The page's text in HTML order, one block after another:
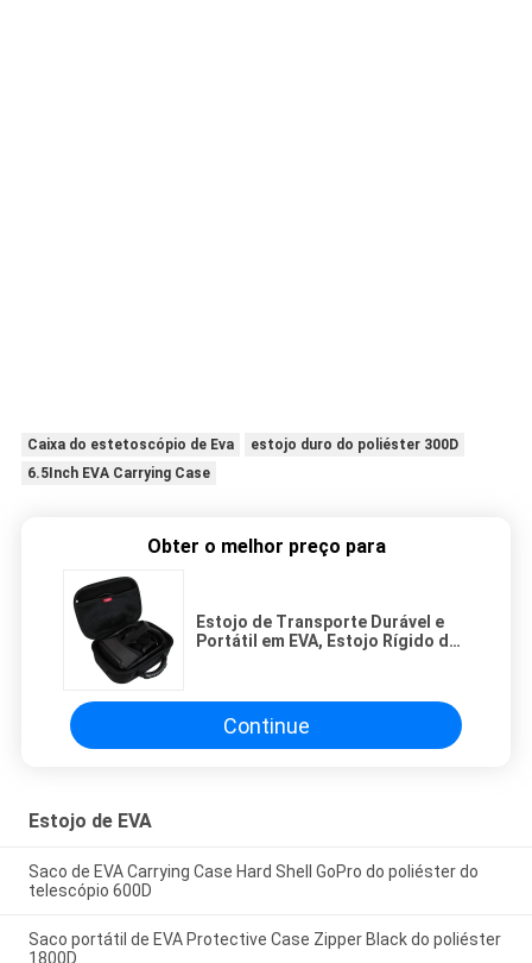
Caixa do estetoscópio de Eva
estojo duro do poliéster 300D
6.5Inch EVA Carrying Case
Obter o melhor preço para
Estojo de Transporte Durável e
Portátil em EVA, Estojo Rígido de
Dispositivos Eletrônicos e
Ferramentas
Continue
Estojo de EVA
Saco de EVA Carrying Case Hard Shell GoPro do poliéster do
telescópio 600D
Saco portátil de EVA Protective Case Zipper Black do poliéster
1800D